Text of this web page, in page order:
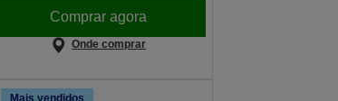
Comprar agora
Onde comprar
Mais vendidos